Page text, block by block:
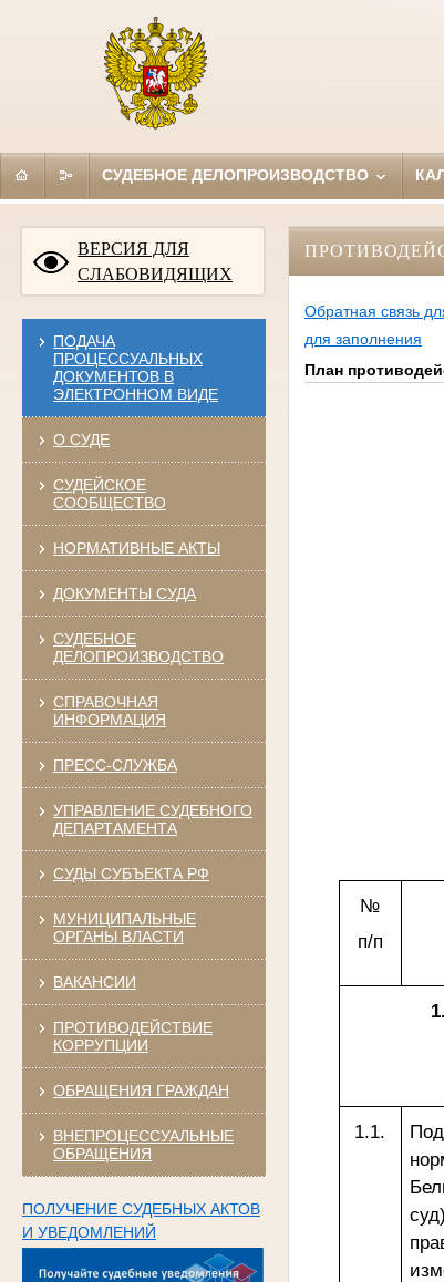
СУДЕБНОЕ ДЕЛОПРОИЗВОДСТВО
ВЕРСИЯ ДЛЯ
СЛАБОВИДЯЩИХ
ПОДАЧА
ПРОЦЕССУАЛЬНЫХ
ДОКУМЕНТОВ В
ЭЛЕКТРОННОМ ВИДЕ
О СУДЕ
СУДЕЙСКОЕ
СООБЩЕСТВО
НОРМАТИВНЫЕ АКТЫ
ДОКУМЕНТЫ СУДА
СУДЕБНОЕ
ДЕЛОПРОИЗВОДСТВО
СПРАВОЧНАЯ
ИНФОРМАЦИЯ
ПРЕСС-СЛУЖБА
УПРАВЛЕНИЕ СУДЕБНОГО
ДЕПАРТАМЕНТА
СУДЫ СУБЪЕКТА РФ
МУНИЦИПАЛЬНЫЕ
ОРГАНЫ ВЛАСТИ
ВАКАНСИИ
ПРОТИВОДЕЙСТВИЕ
КОРРУПЦИИ
ОБРАЩЕНИЯ ГРАЖДАН
ВНЕПРОЦЕССУАЛЬНЫЕ
ОБРАЩЕНИЯ
ПОЛУЧЕНИЕ СУДЕБНЫХ АКТОВ
И УВЕДОМЛЕНИЙ
Обратная связь
для заполнения
План
№
п/п
1.1.